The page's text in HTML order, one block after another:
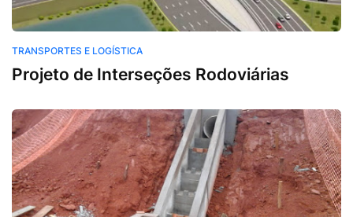
TRANSPORTES E LOGÍSTICA
Projeto de Interseções Rodoviárias